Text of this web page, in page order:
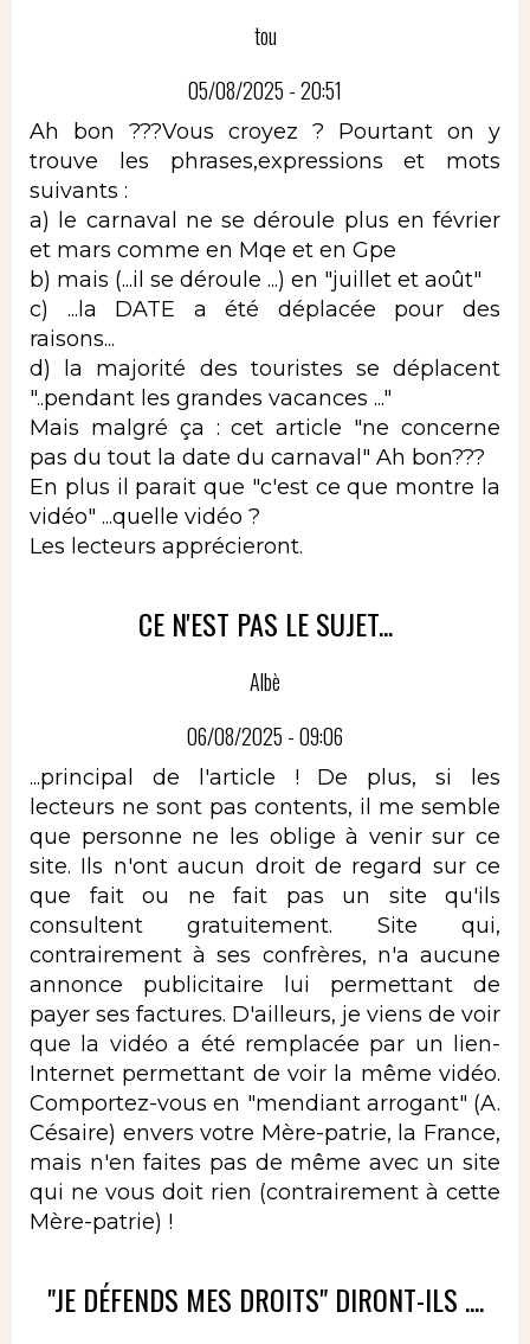
tou
05/08/2025 - 20:51
Ah bon ???Vous croyez ? Pourtant on y
trouve les phrases,expressions et mots
suivants :
a) le carnaval ne se déroule plus en février
et mars comme en Mqe et en Gpe
b) mais (...il se déroule ...) en "juillet et août"
c) ...la DATE a été déplacée pour des
raisons...
d) la majorité des touristes se déplacent
"..pendant les grandes vacances ..."
Mais malgré ça : cet article "ne concerne
pas du tout la date du carnaval" Ah bon???
En plus il parait que "c'est ce que montre la
vidéo" ...quelle vidéo ?
Les lecteurs apprécieront.
CE N'EST PAS LE SUJET...
Albè
06/08/2025 - 09:06
...principal de l'article ! De plus, si les
lecteurs ne sont pas contents, il me semble
que personne ne les oblige à venir sur ce
site. Ils n'ont aucun droit de regard sur ce
que fait ou ne fait pas un site qu'ils
consultent gratuitement. Site qui,
contrairement à ses confrères, n'a aucune
annonce publicitaire lui permettant de
payer ses factures. D'ailleurs, je viens de voir
que la vidéo a été remplacée par un lien-
Internet permettant de voir la même vidéo.
Comportez-vous en "mendiant arrogant" (A.
Césaire) envers votre Mère-patrie, la France,
mais n'en faites pas de même avec un site
qui ne vous doit rien (contrairement à cette
Mère-patrie) !
"JE DÉFENDS MES DROITS" DIRONT-ILS ....